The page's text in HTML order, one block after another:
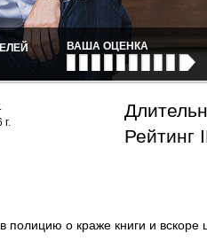
ВАША ОЦЕНКА
Рейтинг
полицию о краже книги и вскоре